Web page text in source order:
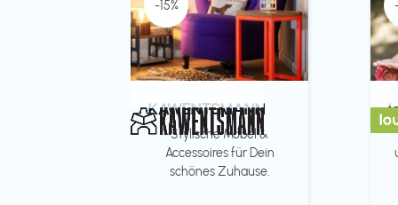
-15%
KAWENTSMANN
Stylische Möbel &
Accessoires für Dein
schönes Zuhause.